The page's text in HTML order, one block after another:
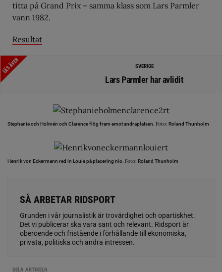
titta på Grand Prix – samma klass som Lars Parmler
vann 1982.
Resultat
LÄS ÄVEN SVERIGE
Lars Parmler har avlidit
Stephanie och Holmén och Clarence flög fram emot andraplatsen. Foto: Roland Thunholm
Henrik von Eckermann red in Louie på placering nio. Foto: Roland Thunholm
SÅ ARBETAR RIDSPORT
Grunden i vår journalistik är trovärdighet och opartiskhet.
Det vi publicerar ska vara sant och relevant. Ridsport är
oberoende och fristående i förhållande till ekonomiska,
privata, politiska och andra intressen.
DELA ARTIKELN